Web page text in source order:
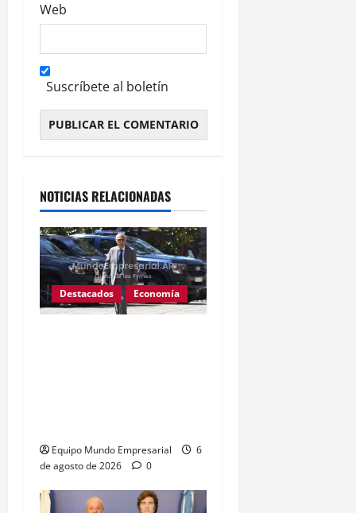
Web
Suscríbete al boletín
NOTICIAS RELACIONADAS
Destacados Economía
Equipo Mundo Empresarial
6
de agosto de 2026
0